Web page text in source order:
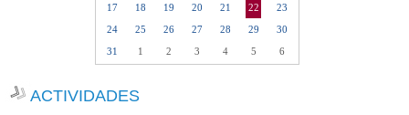
17
18 19 20 21 22
23
24
25 26 27 28 29
30
31
1 2 3 4 5 6
ACTIVIDADES